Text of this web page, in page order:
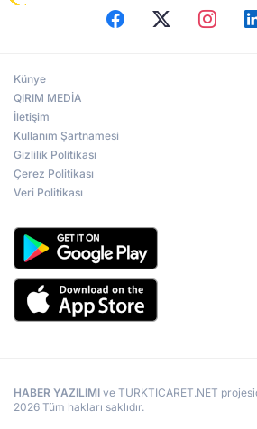
Künye
QIRIM MEDİA
İletişim
Kullanım Şartnamesi
Gizlilik Politikası
Çerez Politikası
Veri Politikası
HABER YAZILIMI ve TURKTICARET.NET
2026 Tüm hakları saklıdır.